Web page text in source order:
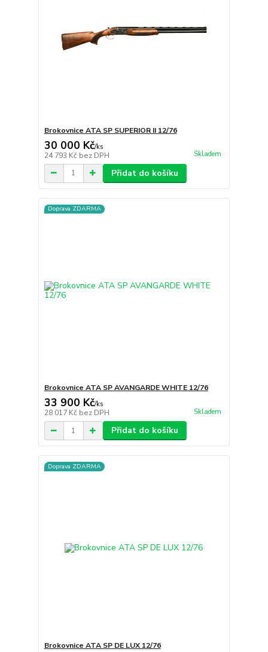
Brokovnice ATA SP SUPERIOR II 12/76
30 000 Kč/ks
24 793 Kč bez DPH Skladem
Přidat do košíku
Doprava ZDARMA
Brokovnice ATA SP AVANGARDE WHITE 12/76
33 900 Kč/ks
28 017 Kč bez DPH Skladem
Přidat do košíku
Doprava ZDARMA
Brokovnice ATA SP DE LUX 12/76